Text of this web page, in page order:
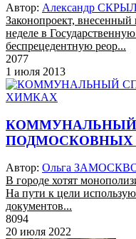
Автор: Александр
Законопроект,
неделе в
беспрецедентную реор...
2077
1 июля 2013
КОММУНАЛЬНЫЙ
ПОДМОСКОВНЫХ
Автор: Ольга
В городе хотят
На пути к цели
документов...
8094
20 июля 2022